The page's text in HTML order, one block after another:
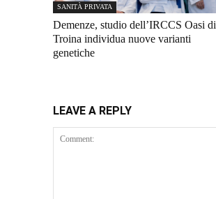
SANITÀ PRIVATA
Demenze, studio dell’IRCCS Oasi di
Troina individua nuove varianti
genetiche
LEAVE A REPLY